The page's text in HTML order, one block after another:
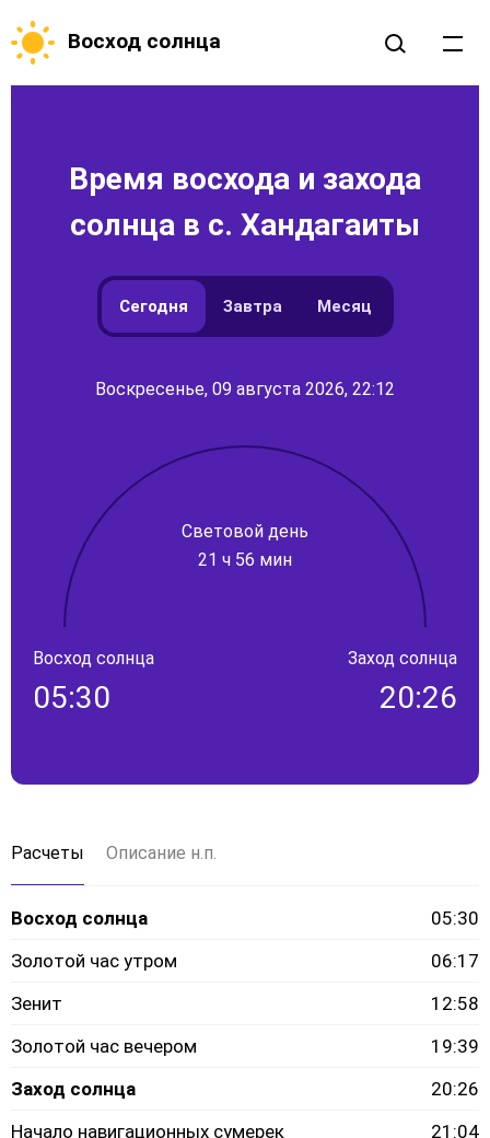
Восход солнца
Время восхода и захода
солнца в с. Хандагаиты
Сегодня Завтра Месяц
Воскресенье, 09 августа 2026, 22:12
Световой день
21 ч 56 мин
Восход солнца
05:30
Заход солнца
20:26
Расчеты Описание н.п.
Восход солнца
05:30
Золотой час утром
06:17
Зенит
12:58
Золотой час вечером
19:39
Заход солнца
20:26
Начало навигационных сумерек
21:04